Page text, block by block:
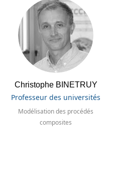
Christophe BINETRUY
Professeur des universités
Modélisation des procédés
composites